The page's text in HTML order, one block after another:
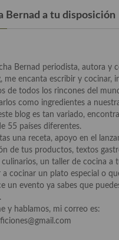
Bernad a tu disposición
Bernad periodista, autora y
me encanta escribir y cocinar,
de todos los rincones del
como ingredientes a
blog es tan variado,
55 países diferentes.
una receta, apoyo en el
de tus productos, textos
culinarios, un taller de cocina a
a cocinar un plato especial o
un evento ya sabes que
y hablamos, mi correo es: